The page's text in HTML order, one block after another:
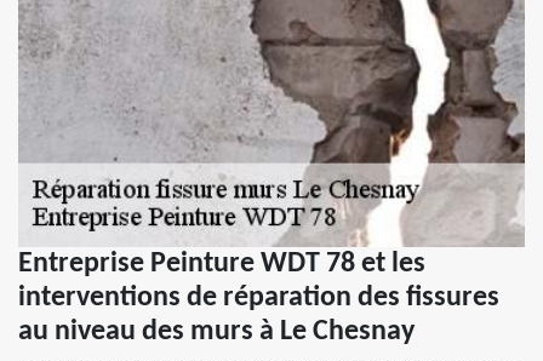
Entreprise Peinture WDT 78 et les
interventions de réparation des fissures
au niveau des murs à Le Chesnay